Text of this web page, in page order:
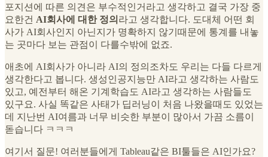
포지션에 따른 의견은 부수적인거라고 생각하고 결국 가장 중
요한건 AI회사에 대한 정의 라고 생각합니다. 도대체 어떤 회
사가 AI회사인지 아닌지가 명확하지 않기때문에 통계를 내놓
는 곳마다 보는 관점이 다를수밖에 없죠.
애초에 AI회사가 아니라 AI의 정의조차도 우리는 다들 다르게
생각한다고 봅니다. 생성인공지능만 AI라고 생각하는 사람도
있고, 예전부터 해온 기계학습도 AI라고 생각하는 사람들도
있구요. 사실 똑같은 사태가 딥러닝이 처음 나왔을때도 있었는
데 지난번 AI여름과 너무 비슷한 부분이 많아서 가끔 소름이
돋습니다 ㅋㅋㅋ
여기서 질문! 여러분들에게 Tableau같은 BI툴들은 AI인가요?